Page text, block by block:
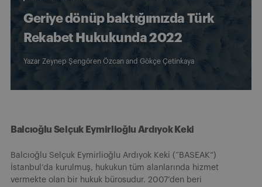
Geriye dönüp baktığımızda Türk
Rekabet Hukukunda 2022
Yazar Zeynep Şengören Özcan and Gökçe Çetinkaya
Balcıoğlu Selçuk Eymirlioğlu Ardıyok Keki
Balcıoğlu Selçuk Eymirlioğlu Ardıyok Keki (“BASEAK”)
İstanbul’da kurulmuş, hukukun tüm alanlarında hizmet
vermekte olan bir hukuk bürosudur. 2007’den beri